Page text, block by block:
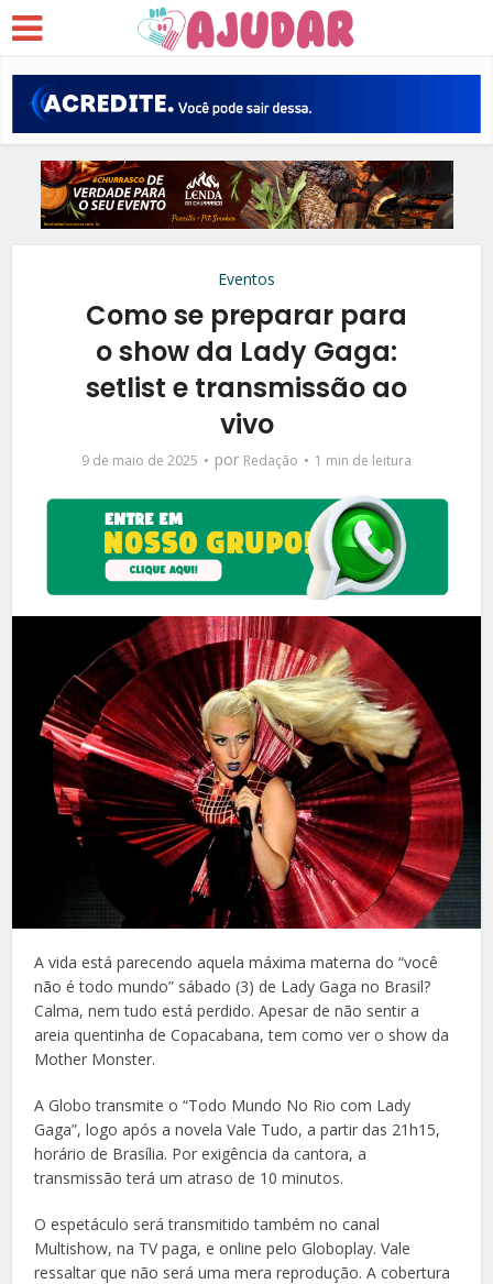
Eventos
Como se preparar para
o show da Lady Gaga:
setlist e transmissão ao
vivo
9 de maio de 2025 por Redação 1 min de leitura
A vida está parecendo aquela máxima materna do “você
não é todo mundo” sábado (3) de Lady Gaga no Brasil?
Calma, nem tudo está perdido. Apesar de não sentir a
areia quentinha de Copacabana, tem como ver o show da
Mother Monster.
A Globo transmite o “Todo Mundo No Rio com Lady
Gaga”, logo após a novela Vale Tudo, a partir das 21h15,
horário de Brasília. Por exigência da cantora, a
transmissão terá um atraso de 10 minutos.
O espetáculo será transmitido também no canal
Multishow, na TV paga, e online pelo Globoplay. Vale
ressaltar que não será uma mera reprodução. A cobertura